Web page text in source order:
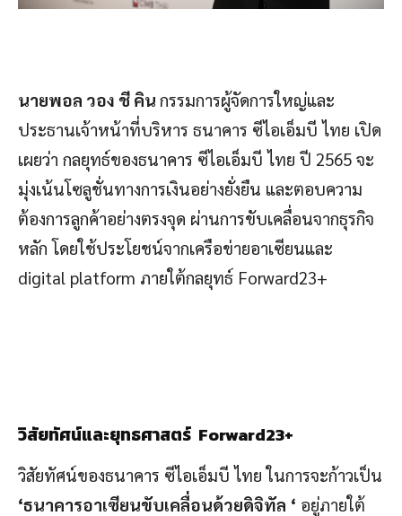
นายพอล วอง ชี คิน กรรมการผู้จัดการใหญ่และ
ประธานเจ้าหน้าที่บริหาร ธนาคาร ซีไอเอ็มบี ไทย เปิด
เผยว่า กลยุทธ์ของธนาคาร ซีไอเอ็มบี ไทย ปี 2565 จะ
มุ่งเน้นโซลูชั่นทางการเงินอย่างยั่งยืน และตอบความ
ต้องการลูกค้าอย่างตรงจุด ผ่านการขับเคลื่อนจากธุรกิจ
หลัก โดยใช้ประโยชน์จากเครือข่ายอาเซียนและ
digital platform ภายใต้กลยุทธ์ Forward23+
วิสัยทัศน์และยุทธศาสตร์ Forward23+
วิสัยทัศน์ของธนาคาร ซีไอเอ็มบี ไทย ในการจะก้าวเป็น
‘ธนาคารอาเซียนขับเคลื่อนด้วยดิจิทัล ‘ อยู่ภายใต้